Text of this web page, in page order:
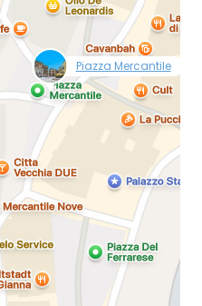
null Piazza Mercantile